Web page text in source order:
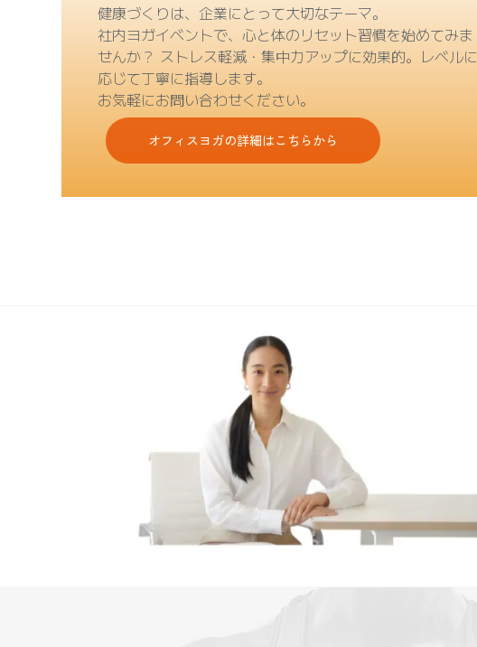
健康づくりは、企業にとって大切なテーマ。
社内ヨガイベントで、心と体のリセット習慣を始めてみま
せんか？ ストレス軽減・集中力アップに効果的。レベルに
応じて丁寧に指導します。
お気軽にお問い合わせください。
オフィスヨガの詳細はこちらから